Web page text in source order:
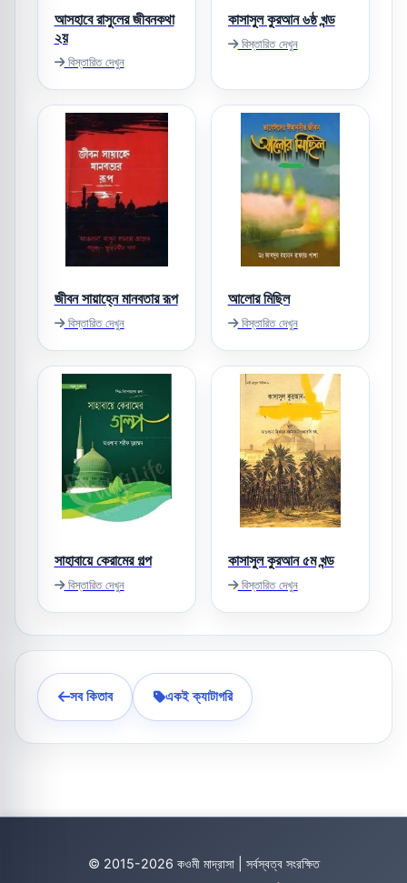
আসহাবে রাসুলের জীবনকথা
২য়
বিস্তারিত দেখুন
কাসাসুল কুরআন ৬ষ্ঠ খন্ড
বিস্তারিত দেখুন
জীবন সায়াহ্নে মানবতার রূপ
বিস্তারিত দেখুন
আলোর মিছিল
বিস্তারিত দেখুন
সাহাবায়ে কেরামের গল্প
বিস্তারিত দেখুন
কাসাসুল কুরআন ৫ম খন্ড
বিস্তারিত দেখুন
সব কিতাব একই ক্যাটাগরি
© 2015-2026 কওমী মাদ্রাসা | সর্বস্বত্ব সংরক্ষিত